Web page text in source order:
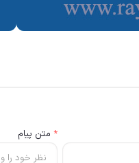
* متن پیام